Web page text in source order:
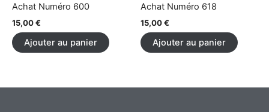
Achat Numéro 600
15,00€
Ajouter au panier
Achat Numéro 618
15,00€
Ajouter au panier